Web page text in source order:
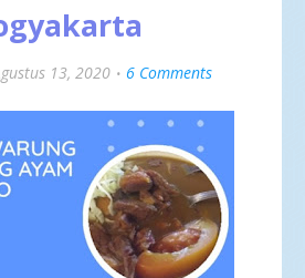
13, 2020 6 Comments